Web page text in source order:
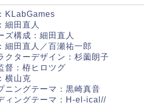
KLabGames
細田直人
ズ構成：細田直人
細田直人／百瀬祐一郎
クターデザイン：杉薗朗子
督：栫ヒロツグ
横山克
ニングテーマ：黒崎真音
ィングテーマ：H-el-ical//